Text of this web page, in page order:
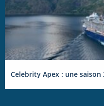
Celebrity Apex : une saison